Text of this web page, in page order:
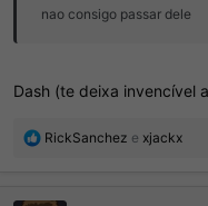
nao consigo passar dele
Dash (te deixa invencível
R
ç
RickSanchez e xjackx